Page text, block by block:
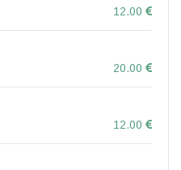
12.00
20.00
12.00